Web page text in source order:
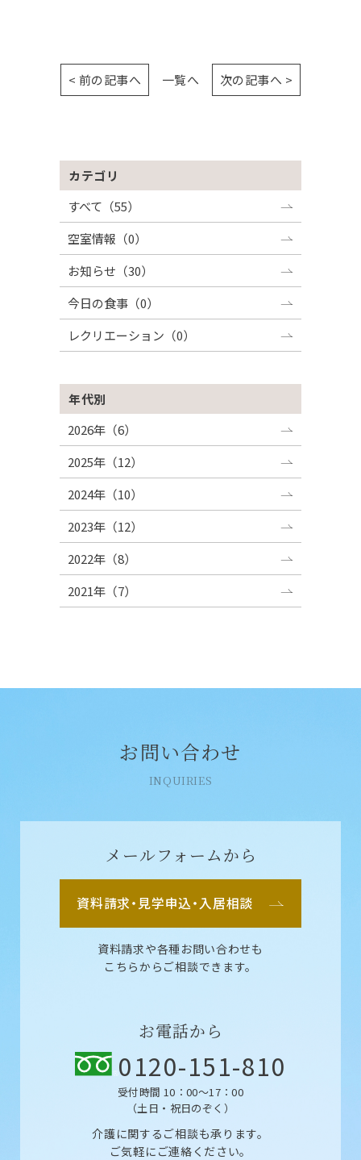
< 前の記事へ 一覧へ 次の記事へ >
カテゴリ
すべて（55）
空室情報（0）
お知らせ（30）
今日の食事（0）
レクリエーション（0）
年代別
2026年（6）
2025年（12）
2024年（10）
2023年（12）
2022年（8）
2021年（7）
お問い合わせ
INQUIRIES
メールフォームから
資料請求・見学申込・入居相談
資料請求や各種お問い合わせも
こちらからご相談できます。
お電話から
0120-151-810
受付時間 10：00〜17：00
（土日・祝日のぞく）
介護に関するご相談も承ります。
ご気軽にご連絡ください。